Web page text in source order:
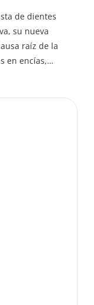
de dientes
su nueva
raíz de la
en encías,